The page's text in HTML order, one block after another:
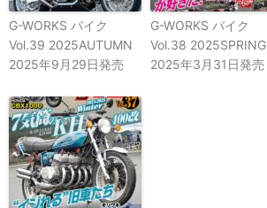
G-WORKS バイク
Vol.39 2025AUTUMN
2025年9月29日発売
G-WORKS バイク
Vol.38 2025SPRING
2025年3月31日発売